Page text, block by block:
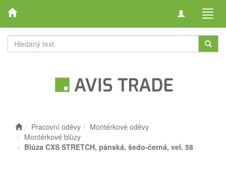
Toggle
Pracovní oděvy
Montérkové oděvy
Montérkové blůzy
Blůza CXS STRETCH, pánská, šedo-černá, vel. 58